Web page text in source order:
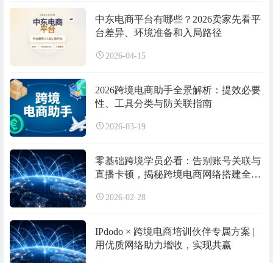
中东电商平台有哪些？2026卖家先看平
台差异、环境准备和入局路径
2026-04-15
2026跨境电商助手全景解析：提效必要
性、工具分类与防关联指南
2026-03-19
零基础跨境学员必看：告别账号关联与
直播卡顿，揭秘跨境电商网络搭建全攻
2026-02-28
IPdodo × 跨境电商培训伙伴专属方案 |
用优质网络助力增收，实现共赢